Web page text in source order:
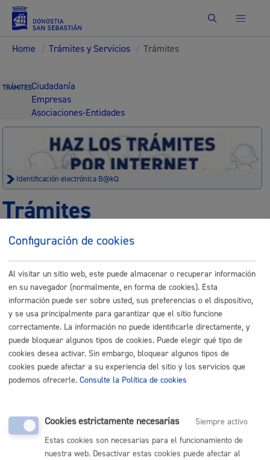
Buscar
Home / Trámites y Servicios / Trámites
TRÁMITESCiudadanía
Empresas
Asociaciones-Entidades
Identificación electrónica B@kQ
Trámites
Sede electrónica Nota legal
Buscar
Listado completo de Trámites
Ciudadanía
Por Temas
Por Hechos Vitales
Empresas
Asociaciones-Entidades
Configuración de cookies
Al visitar un sitio web, este puede almacenar o recuperar información
en su navegador (normalmente, en forma de cookies). Esta
información puede ser sobre usted, sus preferencias o el dispositivo,
y se usa principalmente para garantizar que el sitio funcione
correctamente. La información no puede identificarle directamente, y
puede bloquear algunos tipos de cookies. Puede elegir qué tipo de
cookies desea activar. Sin embargo, bloquear algunos tipos de
cookies puede afectar a su experiencia del sitio y los servicios que
podemos ofrecerle. Consulte la Política de cookies
Cookies estrictamente necesarias
Siempre activo
Estas cookies son necesarias para el funcionamiento de
nuestra web. Desactivar estas cookies puede afectar al